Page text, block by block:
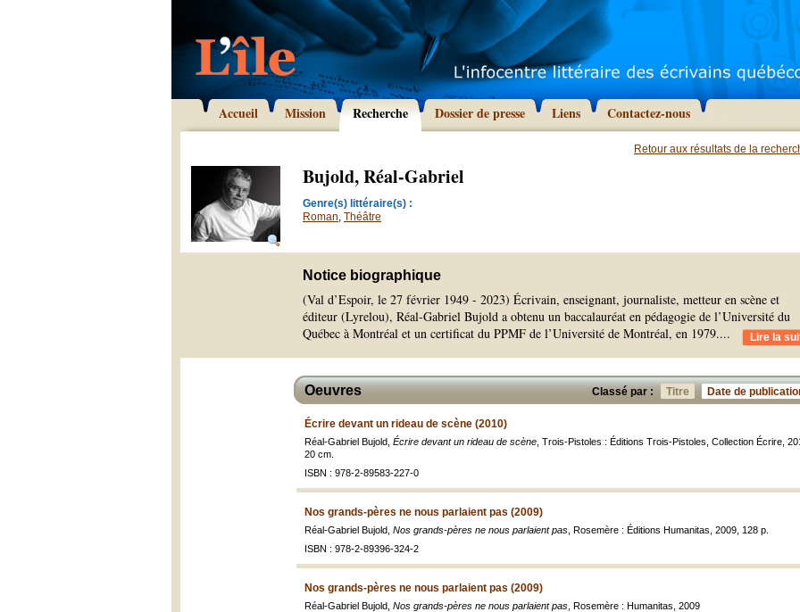
Accueil Mission Recherche Dossier de presse Liens Contactez-nous
Retour aux résultats de la
Bujold, Réal-Gabriel
Genre(s) littéraire(s) :
Roman, Théâtre
Notice biographique
(Val d’Espoir, le 27 février 1949 - 2023) Écrivain, enseignant, journaliste, metteur en scène et
éditeur (Lyrelou), Réal-Gabriel Bujold a obtenu un baccalauréat en pédagogie de l’Université du
Québec à Montréal et un certificat du PPMF de l’Université de Montréal, en 1979.... Lire la
Classé par : Titre Date de
Oeuvres
Écrire devant un rideau de scène (2010)
Réal-Gabriel Bujold, Écrire devant un rideau de scène , Trois-Pistoles : Éditions Trois-Pistoles, Collection Écrire,
20 cm.
ISBN : 978-2-89583-227-0
Nos grands-pères ne nous parlaient pas (2009)
Réal-Gabriel Bujold, Nos grands-pères ne nous parlaient pas , Rosemère : Éditions Humanitas, 2009, 128 p.
ISBN : 978-2-89396-324-2
Nos grands-pères ne nous parlaient pas (2009)
Réal-Gabriel Bujold, Nos grands-pères ne nous parlaient pas , Rosemère : Humanitas, 2009